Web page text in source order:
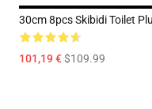
30cm 8pcs Skibidi Toilet
101,19 €$109.99